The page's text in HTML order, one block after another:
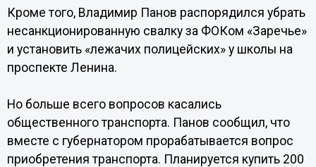
Кроме того, Владимир Панов распорядился убрать
несанкционированную свалку за ФОКом «Заречье»
и установить «лежачих полицейских» у школы на
проспекте Ленина.
Но больше всего вопросов касались
общественного транспорта. Панов сообщил, что
вместе с губернатором прорабатывается вопрос
приобретения транспорта. Планируется купить 200